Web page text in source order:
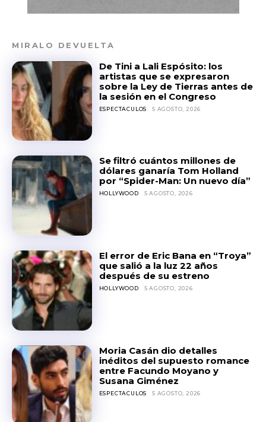
MIRALO DEVUELTA
De Tini a Lali Espósito: los
artistas que se expresaron
sobre la Ley de Tierras antes de
la sesión en el Congreso
ESPECTACULOS 5 AGOSTO, 2026
Se filtró cuántos millones de
dólares ganaría Tom Holland
por “Spider-Man: Un nuevo día”
HOLLYWOOD 5 AGOSTO, 2026
El error de Eric Bana en “Troya”
que salió a la luz 22 años
después de su estreno
HOLLYWOOD 5 AGOSTO, 2026
Moria Casán dio detalles
inéditos del supuesto romance
entre Facundo Moyano y
Susana Giménez
ESPECTACULOS 5 AGOSTO, 2026